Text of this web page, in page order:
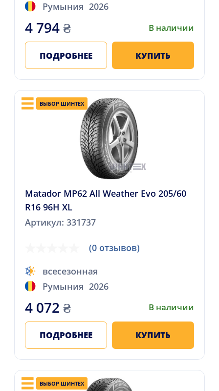
Румыния 2026
4 794₴ В наличии
ПОДРОБНЕЕ КУПИТЬ
ВЫБОР ШИНТЕХ
Matador MP62 All Weather Evo 205/60
R16 96H XL
Артикул: 331737
(0 отзывов)
всесезонная
Румыния 2026
4 072 ₴ В наличии
ПОДРОБНЕЕ КУПИТЬ
ВЫБОР ШИНТЕХ